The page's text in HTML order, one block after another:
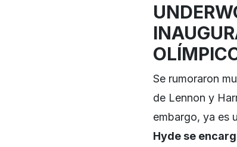
Se rumoraron
de Lennon y
embargo, ya es
Hyde se